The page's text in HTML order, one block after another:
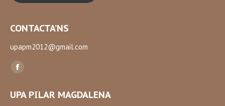
CONTACTA’NS
upapm2012@gmail.com
Find us on:
Facebook
opens
UPA PILAR MAGDALENA